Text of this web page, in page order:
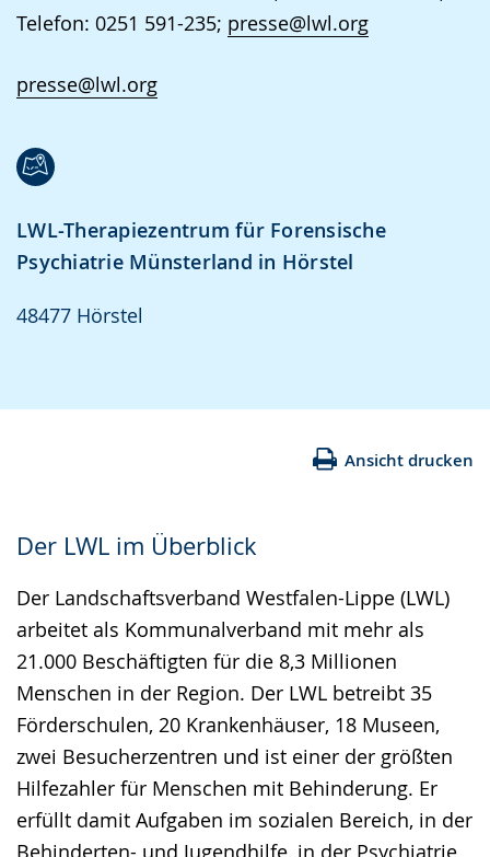
Telefon: 0251 591-235; presse@lwl.org
presse@lwl.org
LWL-Therapiezentrum für Forensische
Psychiatrie Münsterland in Hörstel
48477 Hörstel
Ansicht drucken
Der LWL im Überblick
Der Landschaftsverband Westfalen-Lippe (LWL)
arbeitet als Kommunalverband mit mehr als
21.000 Beschäftigten für die 8,3 Millionen
Menschen in der Region. Der LWL betreibt 35
Förderschulen, 20 Krankenhäuser, 18 Museen,
zwei Besucherzentren und ist einer der größten
Hilfezahler für Menschen mit Behinderung. Er
erfüllt damit Aufgaben im sozialen Bereich, in der
Behinderten- und Jugendhilfe, in der Psychiatrie